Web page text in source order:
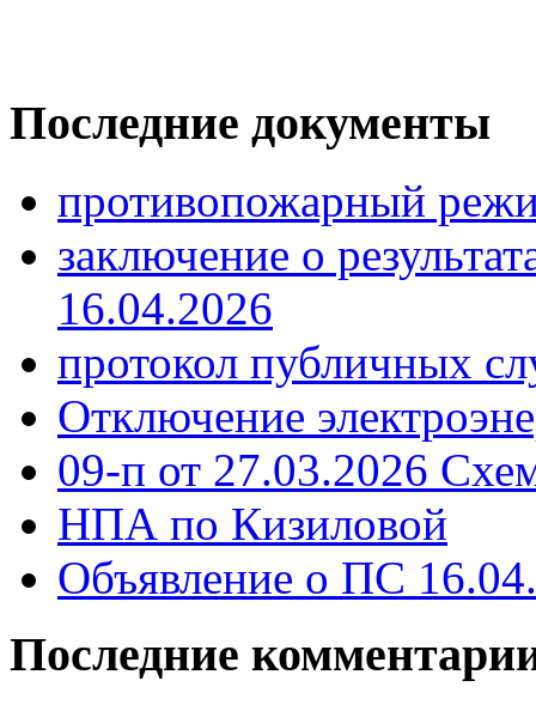
Последние документы
противопожарный
заключение о
16.04.2026
протокол публичных
Отключение
09-п от 27.03.2026
НПА по Кизиловой
Объявление о ПС
Последние